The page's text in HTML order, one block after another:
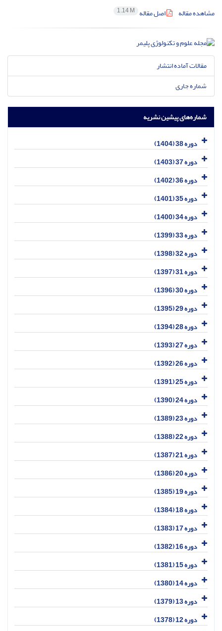
مشاهده مقاله
اصل مقاله 1.14 M
مقالات آماده انتشار
شماره جاری
شماره‌های پیشین نشریه
دوره 38 (1404)
دوره 37 (1403)
دوره 36 (1402)
دوره 35 (1401)
دوره 34 (1400)
دوره 33 (1399)
دوره 32 (1398)
دوره 31 (1397)
دوره 30 (1396)
دوره 29 (1395)
دوره 28 (1394)
دوره 27 (1393)
دوره 26 (1392)
دوره 25 (1391)
دوره 24 (1390)
دوره 23 (1389)
دوره 22 (1388)
دوره 21 (1387)
دوره 20 (1386)
دوره 19 (1385)
دوره 18 (1384)
دوره 17 (1383)
دوره 16 (1382)
دوره 15 (1381)
دوره 14 (1380)
دوره 13 (1379)
دوره 12 (1378)